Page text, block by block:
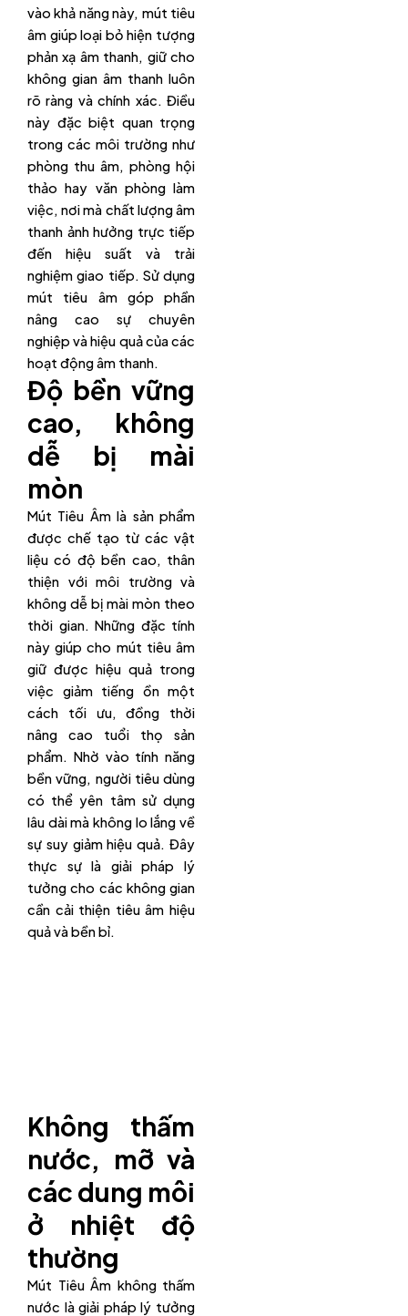
vào khả năng này, mút tiêu
âm giúp loại bỏ hiện tượng
phản xạ âm thanh, giữ cho
không gian âm thanh luôn
rõ ràng và chính xác. Điều
này đặc biệt quan trọng
trong các môi trường như
phòng thu âm, phòng hội
thảo hay văn phòng làm
việc, nơi mà chất lượng âm
thanh ảnh hưởng trực tiếp
đến hiệu suất và trải
nghiệm giao tiếp. Sử dụng
mút tiêu âm góp phần
nâng cao sự chuyên
nghiệp và hiệu quả của các
hoạt động âm thanh.
Độ bền vững
cao, không
dễ bị mài
mòn
Mút Tiêu Âm là sản phẩm
được chế tạo từ các vật
liệu có độ bền cao, thân
thiện với môi trường và
không dễ bị mài mòn theo
thời gian. Những đặc tính
này giúp cho mút tiêu âm
giữ được hiệu quả trong
việc giảm tiếng ồn một
cách tối ưu, đồng thời
nâng cao tuổi thọ sản
phẩm. Nhờ vào tính năng
bền vững, người tiêu dùng
có thể yên tâm sử dụng
lâu dài mà không lo lắng về
sự suy giảm hiệu quả. Đây
thực sự là giải pháp lý
tưởng cho các không gian
cần cải thiện tiêu âm hiệu
quả và bền bỉ.
Không thấm
nước, mỡ và
các dung môi
ở nhiệt độ
thường
Mút Tiêu Âm không thấm
nước là giải pháp lý tưởng